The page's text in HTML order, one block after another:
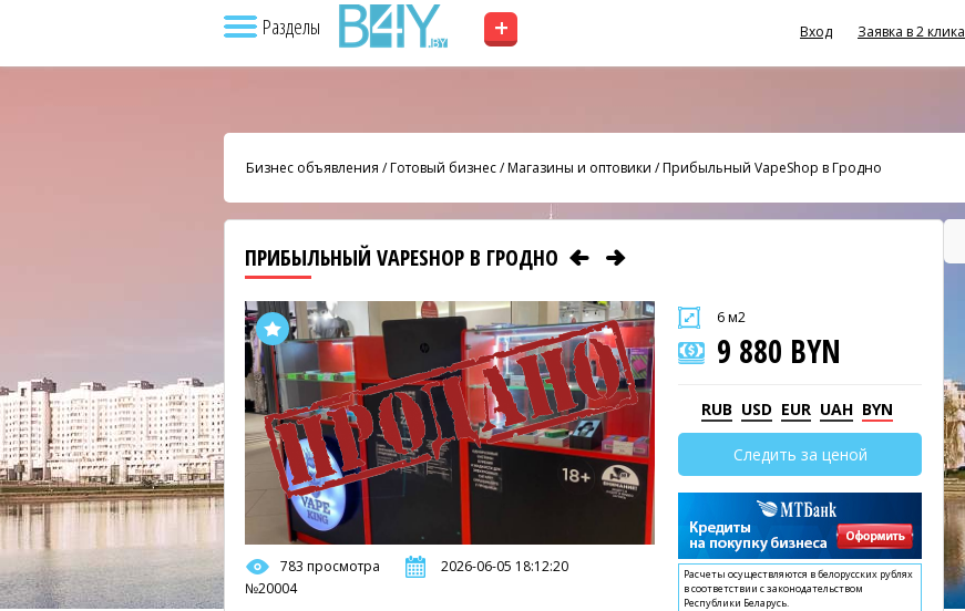
Разделы + Вход Заявка в 2 клика
Бизнес объявления /Готовый бизнес/Магазины и оптовики /Прибыльный VapeShop в Гродно
ПРИБЫЛЬНЫЙ VAPESHOP В ГРОДНО
783 просмотра
2026-06-05 18:12:20
№20004
6 м2
9 880 BYN
RUB USD EUR UAH BYN
Следить за ценой
Расчеты осуществляются в белорусских рублях
в соответствии с законодательством
Республики Беларусь.